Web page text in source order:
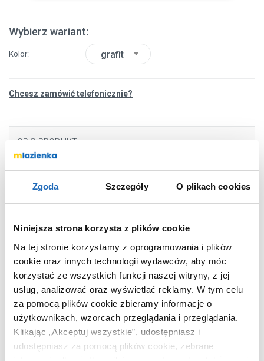
Zgoda Szczegóły O plikach cookies
Niniejsza strona korzysta z plików cookie
Na tej stronie korzystamy z oprogramowania i plików
cookie oraz innych technologii wydawców, aby móc
korzystać ze wszystkich funkcji naszej witryny, z jej
usług, analizować oraz wyświetlać reklamy. W tym celu
za pomocą plików cookie zbieramy informacje o
użytkownikach, wzorcach przeglądania i przeglądania.
Klikając „Akceptuj wszystkie”, udostępniasz i
udostępniasz za pomocą plików cookie, zebrane
Wybierz wariant:
Kolor grafit
Chcesz zamówić telefonicznie?
OPIS PRODUKTU
Marka
Brabantia
Nr katalogowy
303326
Rodzaj
Kolor
grafit
Montaż
stawiany
8710755303326
Wymiary z
12 x 2 x 8 cm
Waga z opakowaniem
0,13 kg